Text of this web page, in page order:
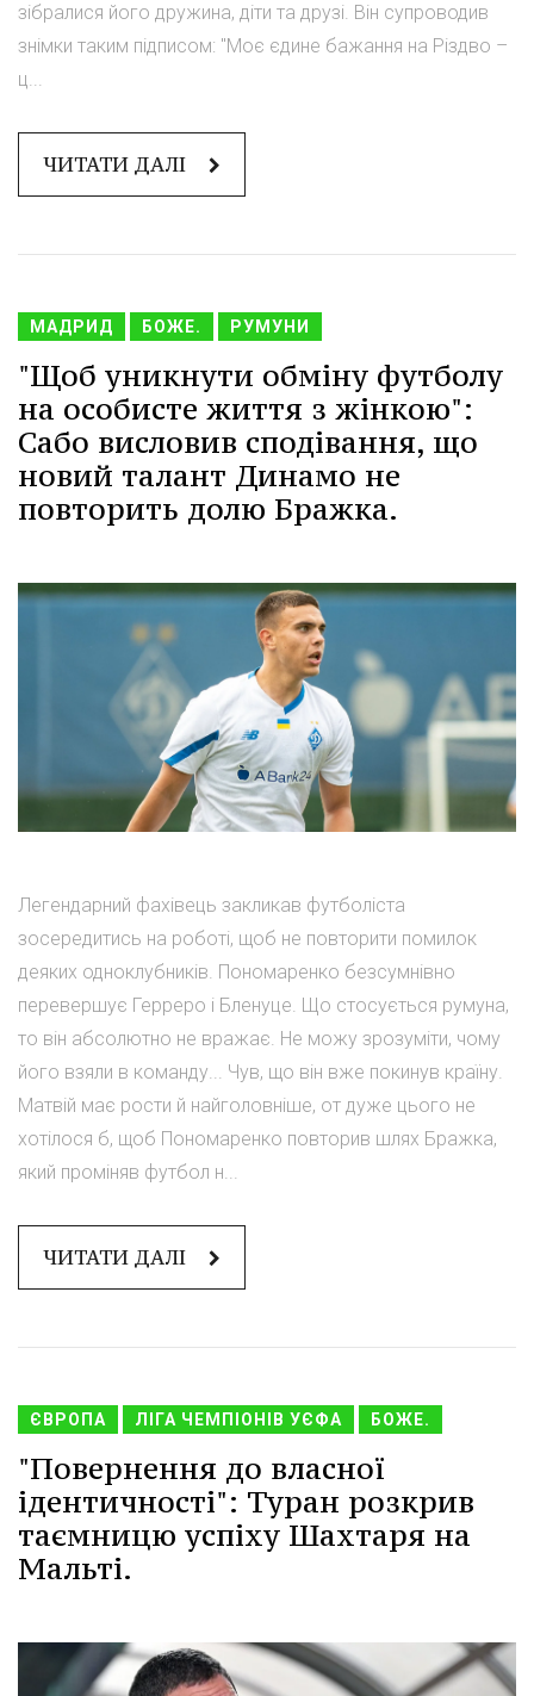
зібралися його дружина, діти та друзі. Він супроводив
знімки таким підписом: "Моє єдине бажання на Різдво –
ц...
ЧИТАТИ ДАЛІ
МАДРИД БОЖЕ. РУМУНИ
"Щоб уникнути обміну футболу
на особисте життя з жінкою":
Сабо висловив сподівання, що
новий талант Динамо не
повторить долю Бражка.
Легендарний фахівець закликав футболіста
зосередитись на роботі, щоб не повторити помилок
деяких одноклубників. Пономаренко безсумнівно
перевершує Герреро і Бленуце. Що стосується румуна,
то він абсолютно не вражає. Не можу зрозуміти, чому
його взяли в команду... Чув, що він вже покинув країну.
Матвій має рости й найголовніше, от дуже цього не
хотілося б, щоб Пономаренко повторив шлях Бражка,
який проміняв футбол н...
ЧИТАТИ ДАЛІ
ЄВРОПА ЛІГА ЧЕМПІОНІВ УЄФА БОЖЕ.
"Повернення до власної
ідентичності": Туран розкрив
таємницю успіху Шахтаря на
Мальті.